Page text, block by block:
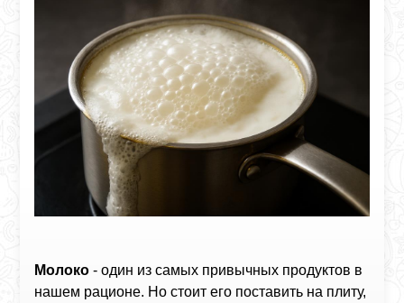
Молоко - один из самых привычных продуктов в
нашем рационе. Но стоит его поставить на плиту,